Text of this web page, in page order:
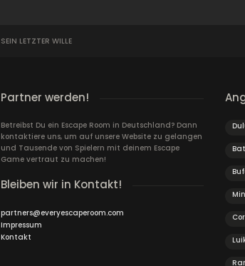
SEIN LETZTER WILLE
Partner werden!
Betreibst Du ein Escape Room in Deutschland? Dann
kontaktiere uns, um auf unsere Website zu gelangen
und Tausende von Spielern mit deinem Escape
Game vertraut zu machen!
Bleiben wir in Kontakt!
partners@everyescaperoom.com
Impressum
Kontakt